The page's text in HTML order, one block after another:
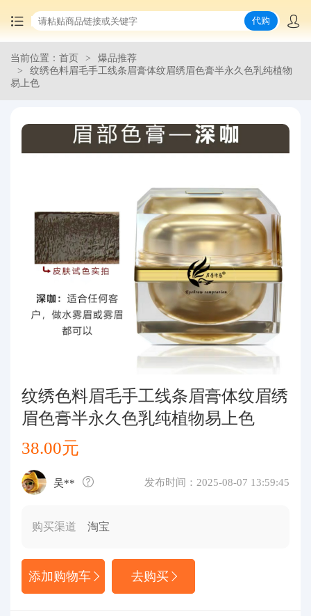
首页
查询运单
最新公告
代购问答
代购
当前位置：首页
爆品推荐
纹绣色料眉毛手工线条眉膏体纹眉绣眉色膏半永久色乳纯植物
易上色
纹绣色料眉毛手工线条眉膏体纹眉绣
眉色膏半永久色乳纯植物易上色
38.00元
吴** 发布时间：2025-08-07 13:59:45
购买渠道 淘宝
添加购物车 去购买